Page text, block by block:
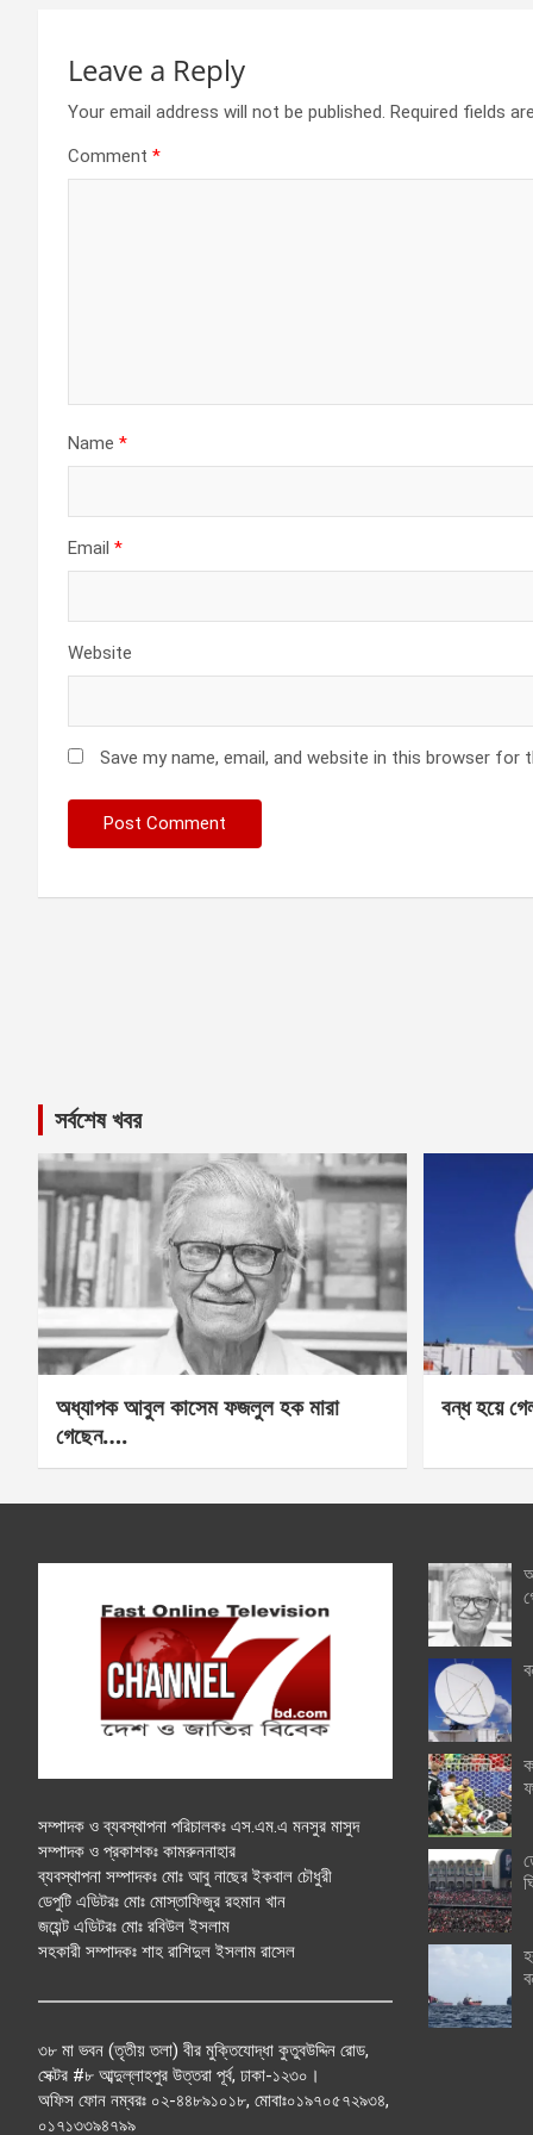
Leave a Reply
Your email address will not be published. Required fields
Comment *
Name *
Email *
Website
Save my name, email, and website in this browser for
সর্বশেষ খবর
অধ্যাপক আবুল কাসেম ফজলুল হক মারা
গেছেন….
বন্ধ হয়ে
সম্পাদক ও ব্যবস্থাপনা পরিচালকঃ এস.এম.এ মনসুর মাসুদ
সম্পাদক ও প্রকাশকঃ কামরুননাহার
ব্যবস্থাপনা সম্পাদকঃ মোঃ আবু নাছের ইকবাল চৌধুরী
ডেপুটি এডিটরঃ মোঃ মোস্তাফিজুর রহমান খান
জয়েন্ট এডিটরঃ মোঃ রবিউল ইসলাম
সহকারী সম্পাদকঃ শাহ রাশিদুল ইসলাম রাসেল
৩৮ মা ভবন (তৃতীয় তলা) বীর মুক্তিযোদ্ধা কুতুবউদ্দিন রোড,
সেক্টর #৮ আব্দুল্লাহপুর উত্তরা পূর্ব, ঢাকা-১২৩০।
অফিস ফোন নম্বরঃ ০২-৪৪৮৯১০১৮, মোবাঃ০১৯৭০৫৭২৯৩৪,
০১৭১৩৩৯৪৭৯৯